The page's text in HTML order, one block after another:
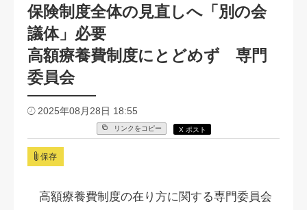
保険制度全体の見直しへ「別の会
議体」必要
高額療養費制度にとどめず 専門
委員会
2025年08月28日 18:55
リンクをコピー X ポスト
保存
高額療養費制度の在り方に関する専門委員会